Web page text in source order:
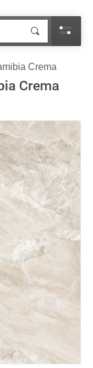
Crema
Crema